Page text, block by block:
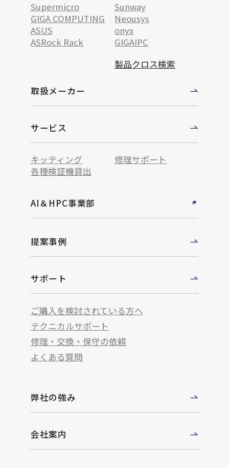
Supermicro
Sunway
GIGA COMPUTING
Neousys
ASUS
onyx
ASRock Rack
GIGAIPC
製品クロス検索
取扱メーカー
サービス
キッティング
修理サポート
各種検証機貸出
AI＆HPC事業部
提案事例
サポート
ご購入を検討されている方へ
テクニカルサポート
修理・交換・保守の依頼
よくある質問
弊社の強み
会社案内